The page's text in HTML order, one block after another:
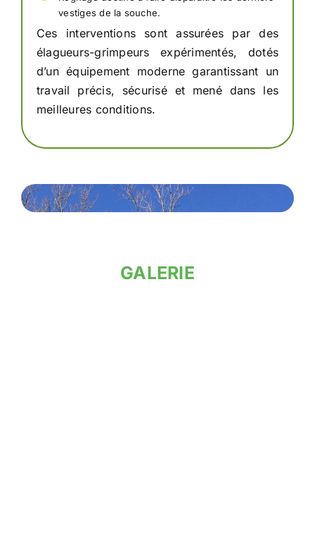
vestiges de la souche.
Ces interventions sont assurées par des
élagueurs-grimpeurs expérimentés, dotés
d’un équipement moderne garantissant un
travail précis, sécurisé et mené dans les
meilleures conditions.
GALERIE